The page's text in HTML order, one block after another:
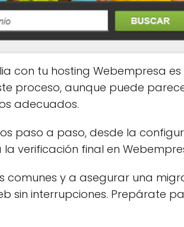
con tu hosting Webempresa
proceso, aunque puede
adecuados.
paso a paso, desde la
verificación final en
comunes y a asegurar una
sin interrupciones. Prepárate